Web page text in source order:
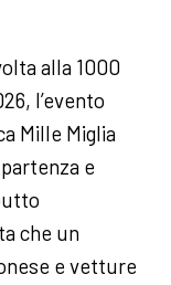
alla 1000
l’evento
Mille Miglia
e
che un
e vetture